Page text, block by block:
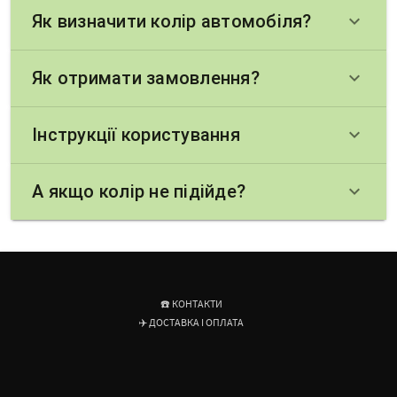
Як визначити колір автомобіля? keyboard_arrow_down
Як отримати замовлення? keyboard_arrow_down
Інструкції користування keyboard_arrow_down
А якщо колір не підійде? keyboard_arrow_down
☎️ КОНТАКТИ
✈️ ДОСТАВКА І ОПЛАТА